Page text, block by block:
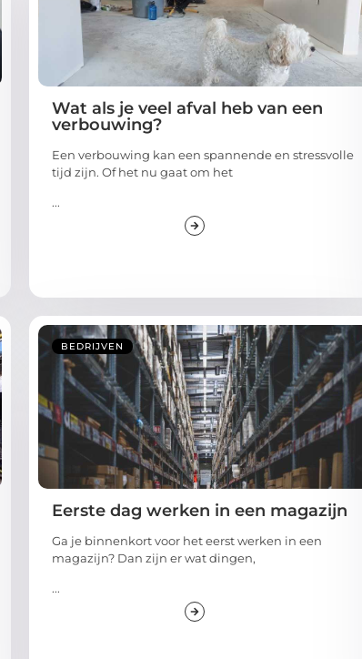
Wat als je veel afval heb van een
verbouwing?
Een verbouwing kan een spannende en stressvolle
tijd zijn. Of het nu gaat om het
...
BEDRIJVEN
Eerste dag werken in een magazijn
Ga je binnenkort voor het eerst werken in een
magazijn? Dan zijn er wat dingen,
...